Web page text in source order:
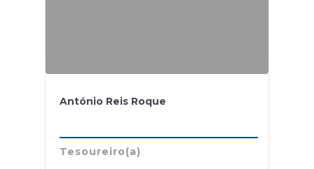
António Reis Roque
Tesoureiro(a)